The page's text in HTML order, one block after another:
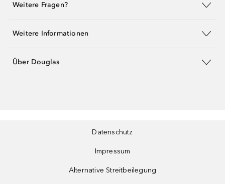
Weitere Fragen?
Weitere Informationen
Über Douglas
Datenschutz
Impressum
Alternative Streitbeilegung